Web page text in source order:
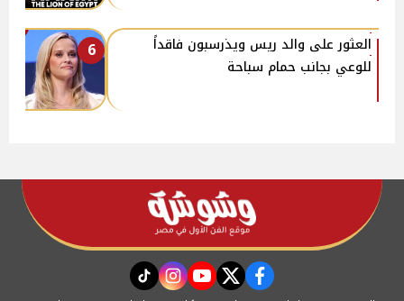
6
العثور على والد ريس ويذرسبون فاقداً
للوعي بجانب حمام سباحة
facebook
twitter
youtube
instagram
tiktok